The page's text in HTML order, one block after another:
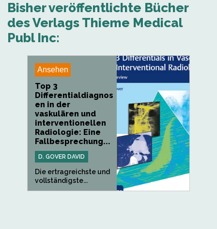
Bisher veröffentlichte Bücher
des Verlags Thieme Medical
Publ Inc:
Ansehen
Top 3
Differentialdiagnos
en in der
vaskulären und
interventionellen
Radiologie: Eine
Fallbesprechung...
D. GOVER DAVID
Die ertragreichste und
vollständigste...